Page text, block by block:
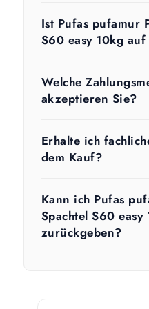
Ist Pufas pufamur
S60 easy 10kg
Welche
akzeptieren Sie?
Erhalte ich
dem Kauf?
Kann ich Pufas
Spachtel S60 easy
zurückgeben?